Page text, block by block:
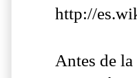
http://
Antes de